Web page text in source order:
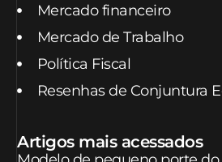
Mercado financeiro
Mercado de Trabalho
Política Fiscal
Resenhas de Conjuntura
Artigos mais acessados